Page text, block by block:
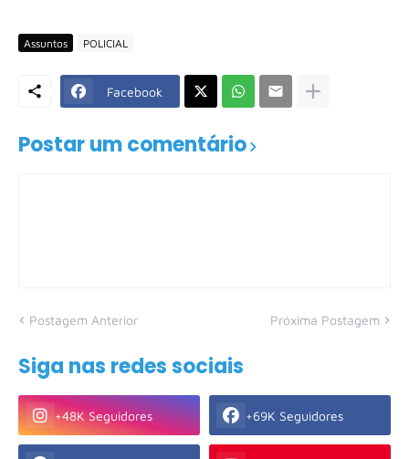
Assuntos POLICIAL
Facebook
Postar um comentário
Postagem Anterior Próxima Postagem
Siga nas redes sociais
+48K Seguidores +69K Seguidores